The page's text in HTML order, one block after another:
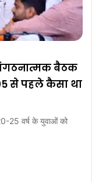
बैठक
से पहले कैसा था
25 वर्ष के युवाओं को